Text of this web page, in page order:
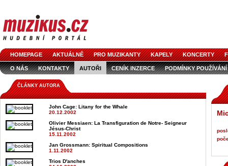
HOMEPAGE AKTUÁLNĚ PRO MUZIKANTY KAPELY KONCERTY
O NÁS KONTAKTY AUTOŘI CENÍK INZERCE PODMÍNKY POUŽÍVÁNÍ
LOGO KE STAŽENÍ
ČLÁNKY AUTORA
John Cage: Litany for the Whale
20.12.2002
Olivier Messiaen: La Transfiguration de Notre- Seigneur
Jésus-Christ
15.11.2002
Jan Grossmann: Spiritual Compositions
1.11.2002
Trios D'anches